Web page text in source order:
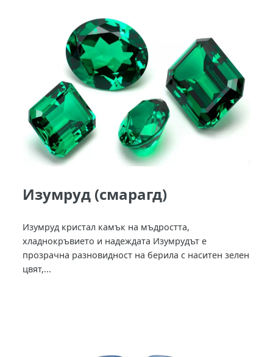
Изумруд (смарагд)
Изумруд кристал камък на мъдростта,
хладнокръвието и надеждата Изумрудът е
прозрачна разновидност на берила с наситен зелен
цвят,...